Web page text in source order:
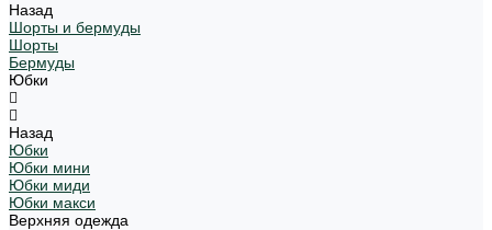
Назад
Шорты и бермуды
Шорты
Бермуды
Юбки
Назад
Юбки
Юбки мини
Юбки миди
Юбки макси
Верхняя одежда